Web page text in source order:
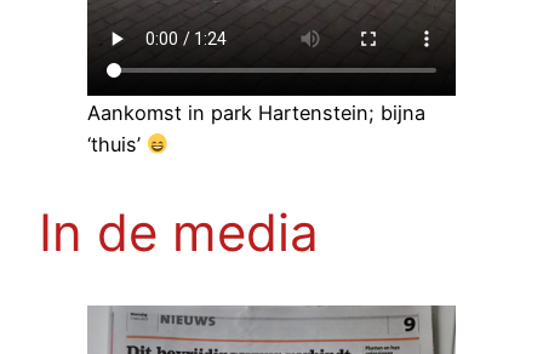
Aankomst in park Hartenstein; bijna
‘thuis’
In de media